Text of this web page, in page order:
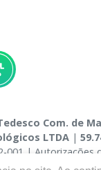
Com. de
LTDA |
001 |
Luis Tedesco -